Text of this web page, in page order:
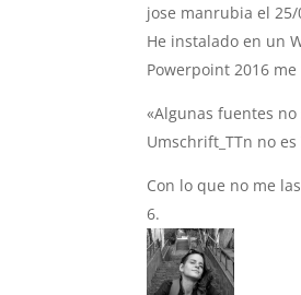
jose manrubia el 25/
He instalado en un
Powerpoint 2016 me
«Algunas fuentes
Umschrift_TTn no es
Con lo que no me